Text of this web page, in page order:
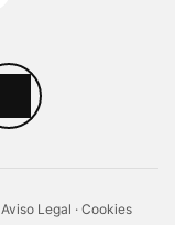
Aviso Legal · Cookies